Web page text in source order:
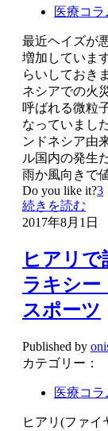
医療コラ
最近ヘイズが
増加していま
らいしておき
ネシアでの火
呼ばれる微粒
なっていまし
ンドネシア由
ル国内の発生
雨か風向きで
Do you like it?3
続きを読む
2017年8月1日
ヒアリで
ラキシ
スポーツ
Published by
カテゴリー：
医療コラ
ヒアリ(ファイ